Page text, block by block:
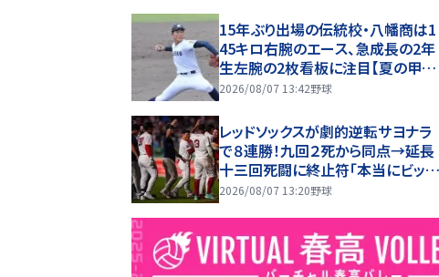
15年ぶり出場の伝統校・八幡商は1
45キロ右腕のエース、急成長の2年
生左腕の2枚看板に注目【夏の甲子
園・ベンチ入り選手】
2026/08/07 13:42野球
レッドソックスが劇的逆転サヨナラ
で８連勝！九回２死から同点→延長
十三回死闘に終止符「本当にビッグ
ゲーム」吉田正尚も奮闘２安打１打
2026/08/07 13:20野球